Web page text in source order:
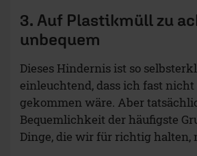
3. Auf Plastikmüll zu
unbequem
Dieses Hindernis ist so
einleuchtend, dass ich fast
gekommen wäre. Aber
Bequemlichkeit der häufigste
Dinge, die wir für richtig halten,